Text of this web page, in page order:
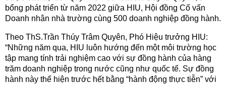
bổng phát triển từ năm 2022 giữa HIU, Hội đồng Cố vấn
Doanh nhân nhà trường cùng 500 doanh nghiệp đồng hành.
Theo ThS.Trần Thúy Trâm Quyên, Phó Hiệu trưởng HIU:
“Những năm qua, HIU luôn hướng đến một môi trường học
tập mang tính trải nghiệm cao với sự đồng hành của hàng
trăm doanh nghiệp trong nước cũng như quốc tế. Sự đồng
hành này thể hiện trước hết bằng “hành động thực tiễn” với